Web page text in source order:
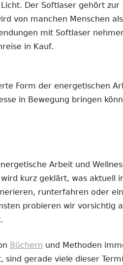
Der Softlaser gehört zur
von manchen Menschen
mit Softlaser
in Kauf.
Form der energetischen
in Bewegung bringen
Arbeit und
kurz geklärt, was aktuell
runterfahren oder
probieren wir vorsichtig
Büchern und Methoden
sind gerade viele dieser